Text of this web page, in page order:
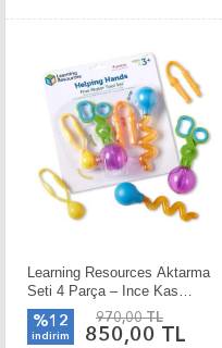
Learning Resources Aktarma
Seti 4 Parça – Ince Kas
Gelişim Seti LER5558
%12
indirim
970,00 TL
850,00 TL